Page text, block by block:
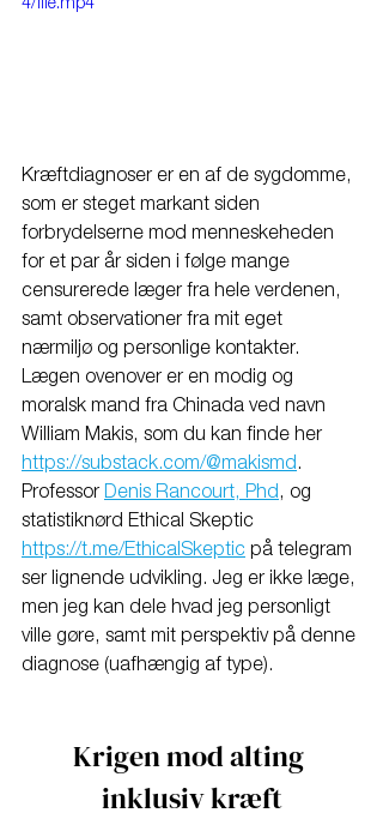
Kræftdiagnoser er en af de sygdomme,
som er steget markant siden
forbrydelserne mod menneskeheden
for et par år siden i følge mange
censurerede læger fra hele verdenen,
samt observationer fra mit eget
nærmiljø og personlige kontakter.
Lægen ovenover er en modig og
moralsk mand fra Chinada ved navn
William Makis, som du kan finde her
https://substack.com/@makismd.
Professor Denis Rancourt, Phd, og
statistiknørd Ethical Skeptic
https://t.me/EthicalSkeptic på telegram
ser lignende udvikling. Jeg er ikke læge,
men jeg kan dele hvad jeg personligt
ville gøre, samt mit perspektiv på denne
diagnose (uafhængig af type).
Krigen mod alting
inklusiv kræft